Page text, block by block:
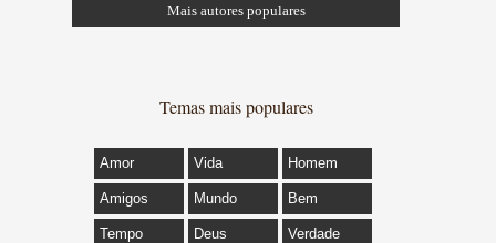
Mais autores populares
Temas mais populares
Amor Vida Homem
Amigos Mundo Bem
Tempo Deus Verdade